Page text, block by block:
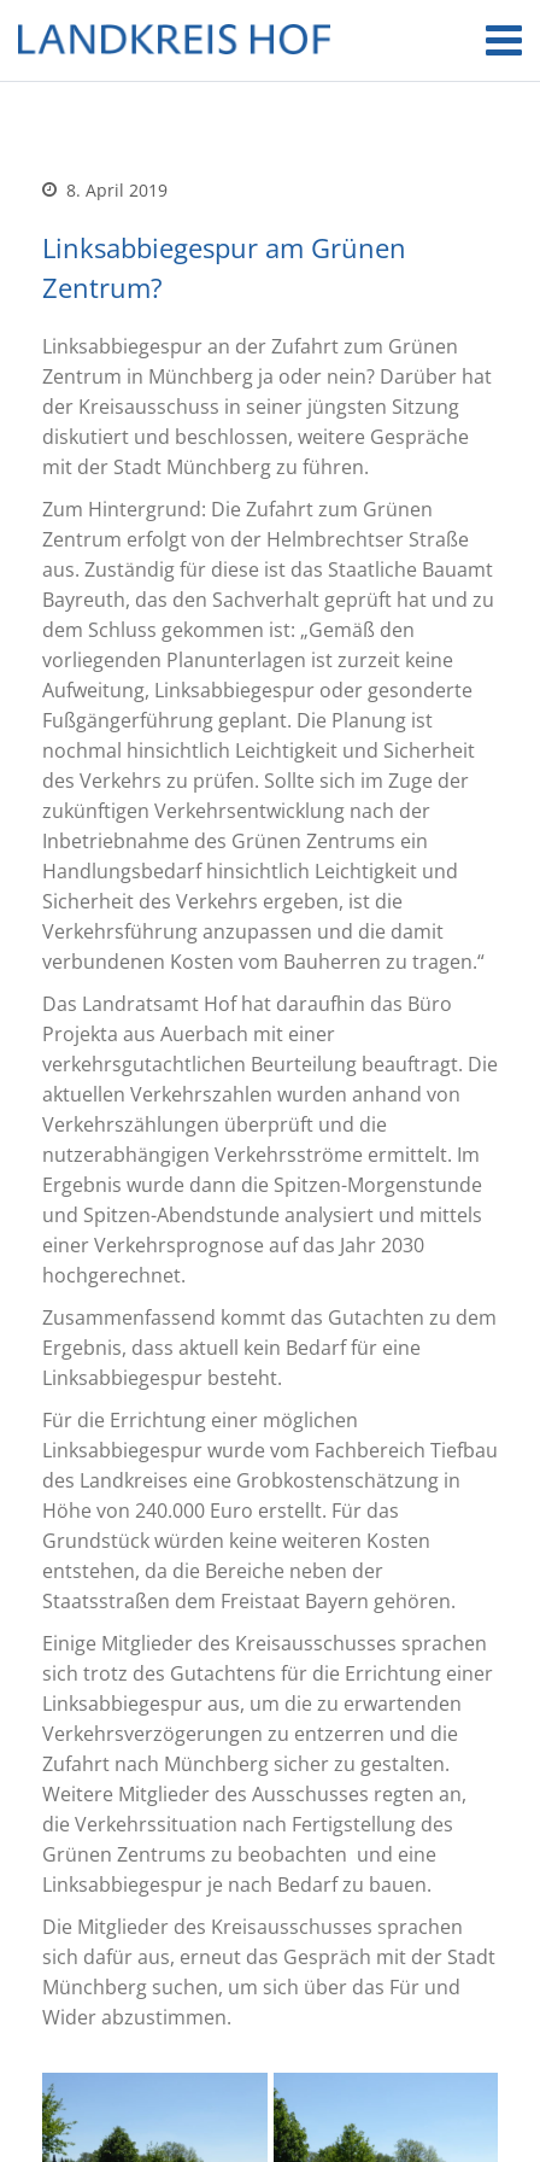
8. April 2019
Linksabbiegespur am Grünen
Zentrum?
Linksabbiegespur an der Zufahrt zum Grünen
Zentrum in Münchberg ja oder nein? Darüber hat
der Kreisausschuss in seiner jüngsten Sitzung
diskutiert und beschlossen, weitere Gespräche
mit der Stadt Münchberg zu führen.
Zum Hintergrund: Die Zufahrt zum Grünen
Zentrum erfolgt von der Helmbrechtser Straße
aus. Zuständig für diese ist das Staatliche Bauamt
Bayreuth, das den Sachverhalt geprüft hat und zu
dem Schluss gekommen ist: „Gemäß den
vorliegenden Planunterlagen ist zurzeit keine
Aufweitung, Linksabbiegespur oder gesonderte
Fußgängerführung geplant. Die Planung ist
nochmal hinsichtlich Leichtigkeit und Sicherheit
des Verkehrs zu prüfen. Sollte sich im Zuge der
zukünftigen Verkehrsentwicklung nach der
Inbetriebnahme des Grünen Zentrums ein
Handlungsbedarf hinsichtlich Leichtigkeit und
Sicherheit des Verkehrs ergeben, ist die
Verkehrsführung anzupassen und die damit
verbundenen Kosten vom Bauherren zu tragen.“
Das Landratsamt Hof hat daraufhin das Büro
Projekta aus Auerbach mit einer
verkehrsgutachtlichen Beurteilung beauftragt. Die
aktuellen Verkehrszahlen wurden anhand von
Verkehrszählungen überprüft und die
nutzerabhängigen Verkehrsströme ermittelt. Im
Ergebnis wurde dann die Spitzen-Morgenstunde
und Spitzen-Abendstunde analysiert und mittels
einer Verkehrsprognose auf das Jahr 2030
hochgerechnet.
Zusammenfassend kommt das Gutachten zu dem
Ergebnis, dass aktuell kein Bedarf für eine
Linksabbiegespur besteht.
Für die Errichtung einer möglichen
Linksabbiegespur wurde vom Fachbereich Tiefbau
des Landkreises eine Grobkostenschätzung in
Höhe von 240.000 Euro erstellt. Für das
Grundstück würden keine weiteren Kosten
entstehen, da die Bereiche neben der
Staatsstraßen dem Freistaat Bayern gehören.
Einige Mitglieder des Kreisausschusses sprachen
sich trotz des Gutachtens für die Errichtung einer
Linksabbiegespur aus, um die zu erwartenden
Verkehrsverzögerungen zu entzerren und die
Zufahrt nach Münchberg sicher zu gestalten.
Weitere Mitglieder des Ausschusses regten an,
die Verkehrssituation nach Fertigstellung des
Grünen Zentrums zu beobachten und eine
Linksabbiegespur je nach Bedarf zu bauen.
Die Mitglieder des Kreisausschusses sprachen
sich dafür aus, erneut das Gespräch mit der Stadt
Münchberg suchen, um sich über das Für und
Wider abzustimmen.